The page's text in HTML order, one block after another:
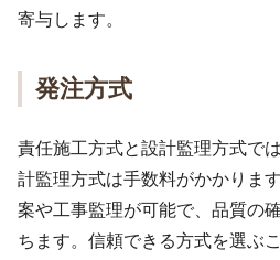
寄与します。
発注方式
責任施工方式と設計監理方式で
計監理方式は手数料がかかりま
案や工事監理が可能で、品質の
ちます。信頼できる方式を選ぶ